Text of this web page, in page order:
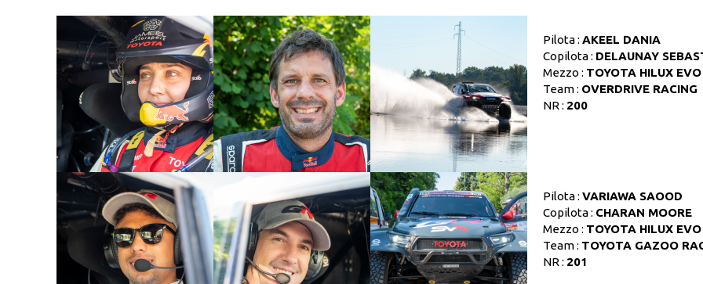
Pilota : AKEEL DANIA
Copilota : DELAUNAY
Mezzo : TOYOTA HILUX EVO
Team : OVERDRIVE RACING
NR : 200
Pilota : VARIAWA SAOOD
Copilota : CHARAN MOORE
Mezzo : TOYOTA HILUX EVO
Team : TOYOTA GAZOO
NR : 201